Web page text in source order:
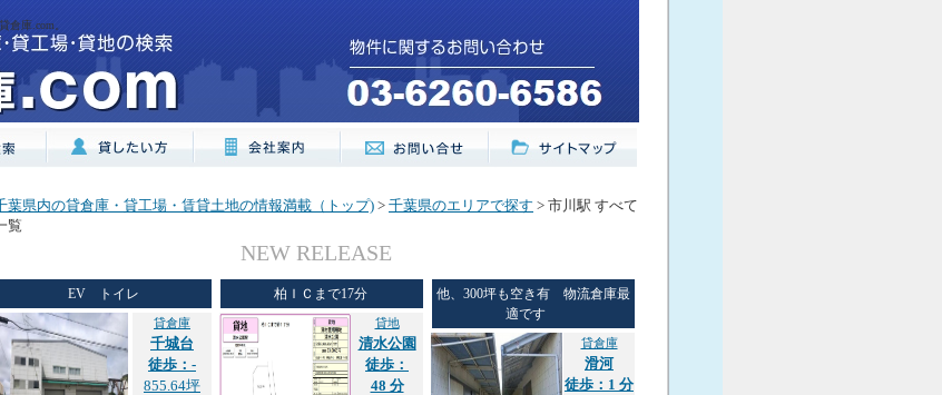
倉庫.com。
葉県内の貸倉庫・貸工場・賃貸土地の情報満載（トップ) > 千葉県のエリアで探す > 市川駅 すべて
覧
NEW RELEASE
EV トイレ
貸倉庫
千城台
徒歩：-
855.64坪
柏ＩＣまで17分
貸地
清水公園
徒歩：
48 分
他、300坪も空き有 物流倉庫最
適です
貸倉庫
滑河
徒歩：1 分